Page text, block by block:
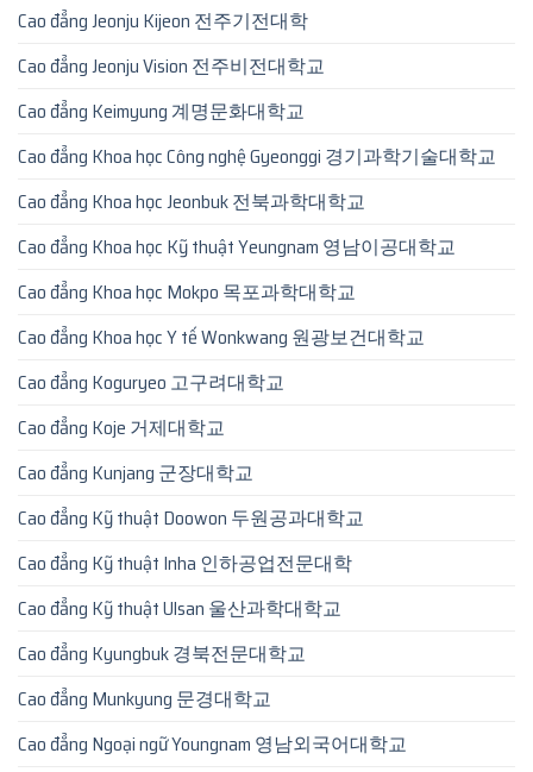
Cao đẳng Jeonju Kijeon 전주기전대학
Cao đẳng Jeonju Vision 전주비전대학교
Cao đẳng Keimyung 계명문화대학교
Cao đẳng Khoa học Công nghệ Gyeonggi 경기과학기술대학교
Cao đẳng Khoa học Jeonbuk 전북과학대학교
Cao đẳng Khoa học Kỹ thuật Yeungnam 영남이공대학교
Cao đẳng Khoa học Mokpo 목포과학대학교
Cao đẳng Khoa học Y tế Wonkwang 원광보건대학교
Cao đẳng Koguryeo 고구려대학교
Cao đẳng Koje 거제대학교
Cao đẳng Kunjang 군장대학교
Cao đẳng Kỹ thuật Doowon 두원공과대학교
Cao đẳng Kỹ thuật Inha 인하공업전문대학
Cao đẳng Kỹ thuật Ulsan 울산과학대학교
Cao đẳng Kyungbuk 경북전문대학교
Cao đẳng Munkyung 문경대학교
Cao đẳng Ngoại ngữ Youngnam 영남외국어대학교